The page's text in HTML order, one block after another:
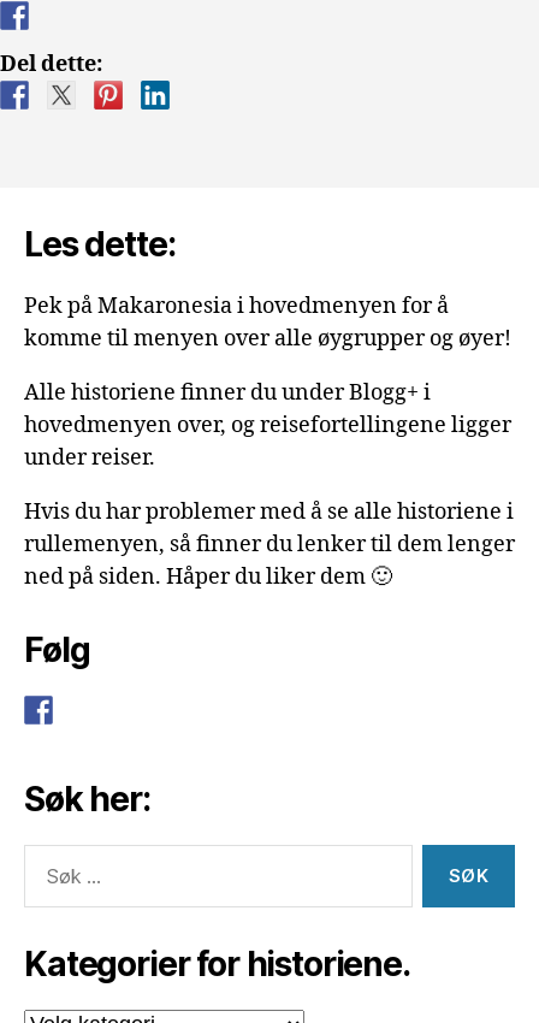
Del dette:
Les dette:
Pek på Makaronesia i hovedmenyen for å
komme til menyen over alle øygrupper og øyer!
Alle historiene finner du under Blogg+ i
hovedmenyen over, og reisefortellingene ligger
under reiser.
Hvis du har problemer med å se alle historiene i
rullemenyen, så finner du lenker til dem lenger
ned på siden. Håper du liker dem 🙂
Følg
Søk her:
etter:
Kategorier for historiene.